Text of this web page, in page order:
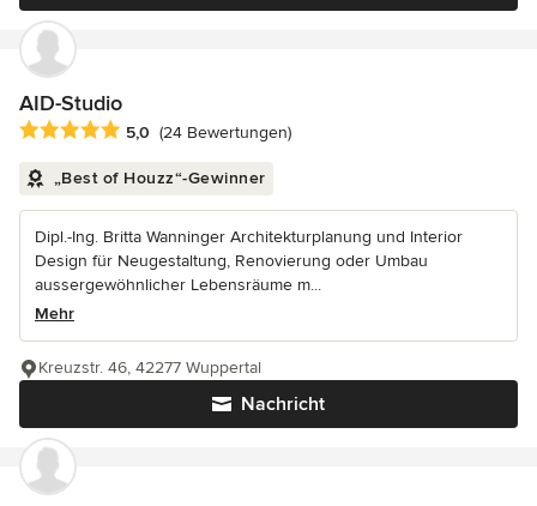
AID-Studio
Durchschnittliche Bewertung: 5 von 5 Sternen
5,0 (24 Bewertungen)
„Best of Houzz“-Gewinner
Dipl.-Ing. Britta Wanninger Architekturplanung und Interior
Design für Neugestaltung, Renovierung oder Umbau
aussergewöhnlicher Lebensräume m...
Mehr
Nachricht
Kreuzstr. 46, 42277 Wuppertal